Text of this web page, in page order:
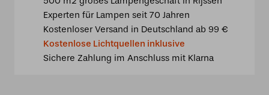
Deckenleuchte
Menge
Experten für Lampen seit 70 Jahren
Kostenloser Versand in Deutschland ab 99 €
Kostenlose Lichtquellen inklusive
Sichere Zahlung im Anschluss mit Klarna